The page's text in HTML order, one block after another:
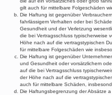
gilt auch für mittelbare Folgeschäden
Die Haftung ist gegenüber
fahrlässigem Verhalten oder bei
Gesundheit und der Verletzung
die bei Vertragsschluss typischerweise
Höhe nach auf die vertragstypischen
für mittelbare Folgeschäden wie
Die Haftung ist gegenüber
und Gesundheit oder vorsätzlichem
auf die bei Vertragsschluss
der Höhe nach auf die
auch für mittelbare Schäden,
Die Haftungsbegrenzung der Absätze